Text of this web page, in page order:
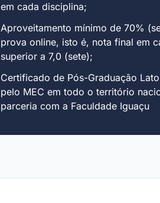
em cada disciplina;
Aproveitamento mínimo de 70%
prova online, isto é, nota final em
superior a 7,0 (sete);
Certificado de Pós-Graduação
pelo MEC em todo o território
parceria com a Faculdade Iguaçu